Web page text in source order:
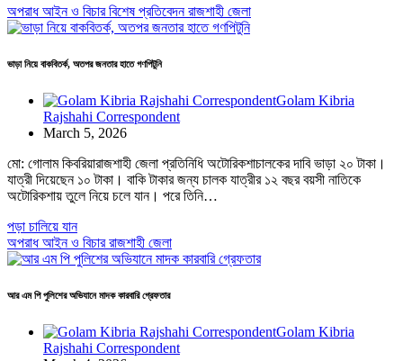
অপরাধআইন ও বিচারবিশেষ প্রতিবেদনরাজশাহী জেলা
ভাড়া নিয়ে বাকবিতর্ক, অতপর জনতার হাতে গণপিটুনি
Golam Kibria
Rajshahi Correspondent
March 5, 2026
মো: গোলাম কিবরিয়ারাজশাহী জেলা প্রতিনিধি অটোরিকশাচালকের দাবি ভাড়া ২০ টাকা।
যাত্রী দিয়েছেন ১০ টাকা। বাকি টাকার জন্য চালক যাত্রীর ১২ বছর বয়সী নাতিকে
অটোরিকশায় তুলে নিয়ে চলে যান। পরে তিনি…
পড়া চালিয়ে যান
অপরাধআইন ও বিচাররাজশাহী জেলা
আর এম পি পুলিশের অভিযানে মাদক কারবারি গ্রেফতার
Golam Kibria
Rajshahi Correspondent